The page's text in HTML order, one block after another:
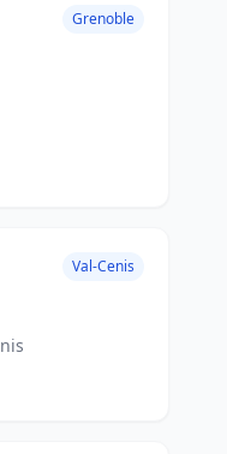
Grenoble
Val-Cenis